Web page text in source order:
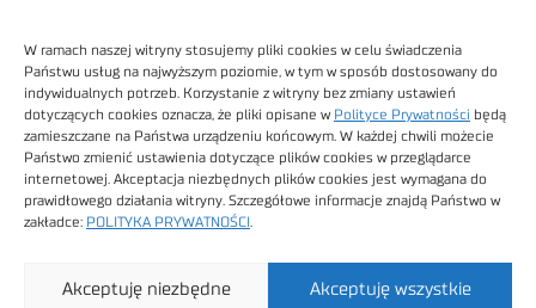
W ramach naszej witryny stosujemy pliki cookies w celu świadczenia
Państwu usług na najwyższym poziomie, w tym w sposób dostosowany do
indywidualnych potrzeb. Korzystanie z witryny bez zmiany ustawień
dotyczących cookies oznacza, że pliki opisane w Polityce Prywatności będą
zamieszczane na Państwa urządzeniu końcowym. W każdej chwili możecie
Państwo zmienić ustawienia dotyczące plików cookies w przeglądarce
internetowej. Akceptacja niezbędnych plików cookies jest wymagana do
prawidłowego działania witryny. Szczegółowe informacje znajdą Państwo w
zakładce: POLITYKA PRYWATNOŚCI
Akceptuję wszystkie
Akceptuję niezbędne
Regulamin sklepu
Obrazy stockowe
autorstwa
Technologiczny